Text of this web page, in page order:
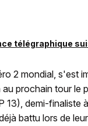
télégraphique
2 mondial, s'est
prochain tour le
13), demi-finaliste
battu lors de